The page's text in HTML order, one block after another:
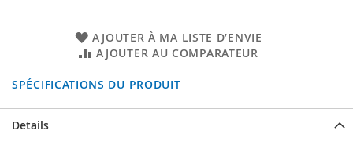
AJOUTER À MA LISTE D’ENVIE
AJOUTER AU COMPARATEUR
SPÉCIFICATIONS DU PRODUIT
Details